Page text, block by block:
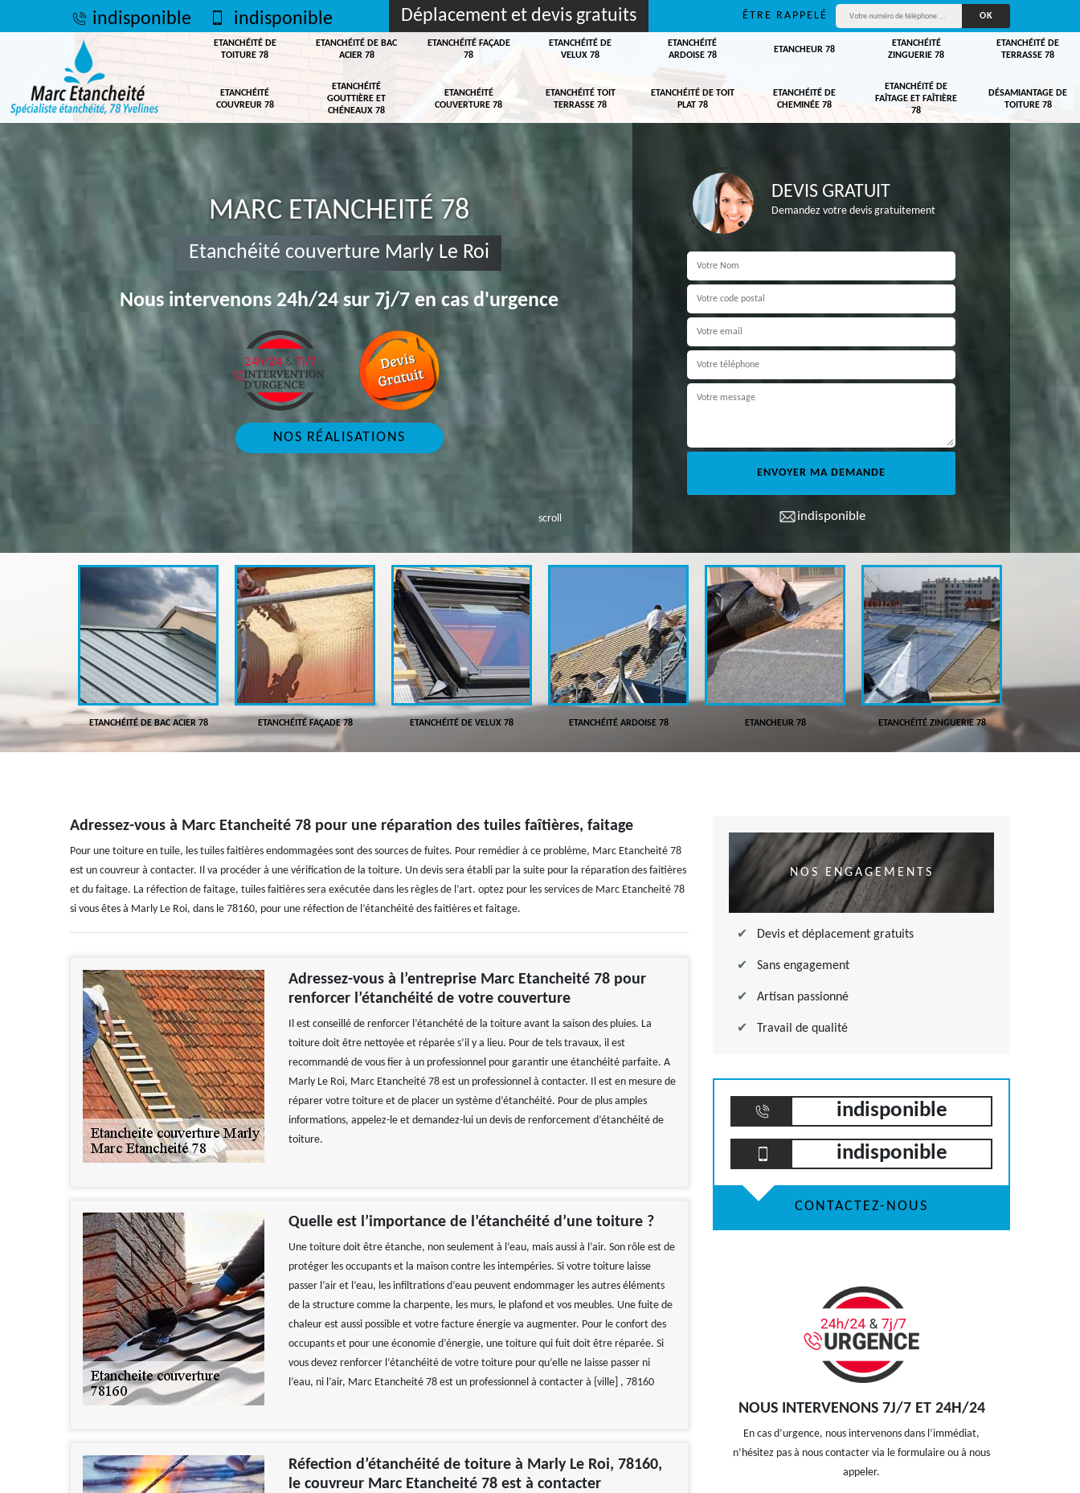
indisponible indisponible Déplacement et devis gratuits ÊTRE RAPPELÉ
ETANCHÉITÉ DE
TOITURE 78
ETANCHÉITÉ DE BAC
ACIER 78
ETANCHÉITÉ FAÇADE
78
ETANCHÉITÉ DE
VELUX 78
ETANCHÉITÉ
ARDOISE 78
ETANCHEUR 78
ETANCHÉITÉ
ZINGUERIE 78
ETANCHÉITÉ DE
TERRASSE 78
ETANCHÉITÉ
COUVREUR 78
ETANCHÉITÉ
GOUTTIÈRE ET
CHÉNEAUX 78
ETANCHÉITÉ
COUVERTURE 78
ETANCHÉITÉ TOIT
TERRASSE 78
ETANCHÉITÉ DE TOIT
PLAT 78
ETANCHÉITÉ DE
CHEMINÉE 78
ETANCHÉITÉ DE
FAÎTAGE ET FAÎTIÈRE
78
DÉSAMIANTAGE DE
TOITURE 78
scroll
MARC ETANCHEITÉ 78
Etanchéité couverture Marly Le Roi
Nous intervenons 24h/24 sur 7j/7 en cas d'urgence
NOS RÉALISATIONS
DEVIS GRATUIT
Demandez votre devis gratuitement
indisponible
78 ETANCHÉITÉ DE BAC ACIER 78 ETANCHÉITÉ FAÇADE 78 ETANCHÉITÉ DE VELUX 78 ETANCHÉITÉ ARDOISE 78 ETANCHEUR 78 ETANCHÉITÉ ZINGUERIE 78
Adressez-vous à Marc Etancheité 78 pour une réparation des tuiles faîtières, faitage
Pour une toiture en tuile, les tuiles faitières endommagées sont des sources de fuites. Pour remédier à ce problème, Marc Etancheité 78
est un couvreur à contacter. Il va procéder à une vérification de la toiture. Un devis sera établi par la suite pour la réparation des faitières
et du faitage. La réfection de faitage, tuiles faitières sera exécutée dans les règles de l’art. optez pour les services de Marc Etancheité 78
si vous êtes à Marly Le Roi, dans le 78160, pour une réfection de l’étanchéité des faitières et faitage.
Adressez-vous à l’entreprise Marc Etancheité 78 pour
renforcer l’étanchéité de votre couverture
Il est conseillé de renforcer l’étanchété de la toiture avant la saison des pluies. La
toiture doit être nettoyée et réparée s’il y a lieu. Pour de tels travaux, il est
recommandé de vous fier à un professionnel pour garantir une étanchéité parfaite. A
Marly Le Roi, Marc Etancheité 78 est un professionnel à contacter. Il est en mesure de
réparer votre toiture et de placer un système d’étanchéité. Pour de plus amples
informations, appelez-le et demandez-lui un devis de renforcement d’étanchéité de
toiture.
Quelle est l’importance de l’étanchéité d’une toiture ?
Une toiture doit être étanche, non seulement à l’eau, mais aussi à l’air. Son rôle est de
protéger les occupants et la maison contre les intempéries. Si votre toiture laisse
passer l’air et l’eau, les infiltrations d’eau peuvent endommager les autres éléments
de la structure comme la charpente, les murs, le plafond et vos meubles. Une fuite de
chaleur est aussi possible et votre facture énergie va augmenter. Pour le confort des
occupants et pour une économie d’énergie, une toiture qui fuit doit être réparée. Si
vous devez renforcer l’étanchéité de votre toiture pour qu’elle ne laisse passer ni
l’eau, ni l’air, Marc Etancheité 78 est un professionnel à contacter à {ville] , 78160
Réfection d’étanchéité de toiture à Marly Le Roi, 78160,
le couvreur Marc Etancheité 78 est à contacter
NOS ENGAGEMENTS
Devis et déplacement gratuits
Sans engagement
Artisan passionné
Travail de qualité
indisponible
indisponible
CONTACTEZ-NOUS
NOUS INTERVENONS 7J/7 ET 24H/24
En cas d’urgence, nous intervenons dans l’immédiat,
n’hésitez pas à nous contacter via le formulaire ou à nous
appeler.